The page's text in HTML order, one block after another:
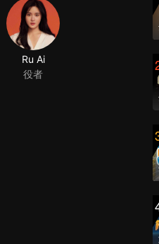
Ru Ai
役者